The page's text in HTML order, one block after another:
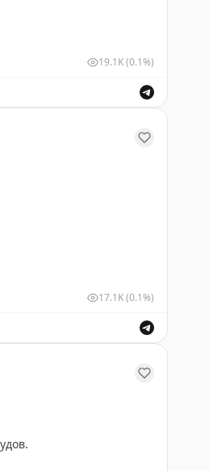
19.1K(0.1%)
17.1K(0.1%)